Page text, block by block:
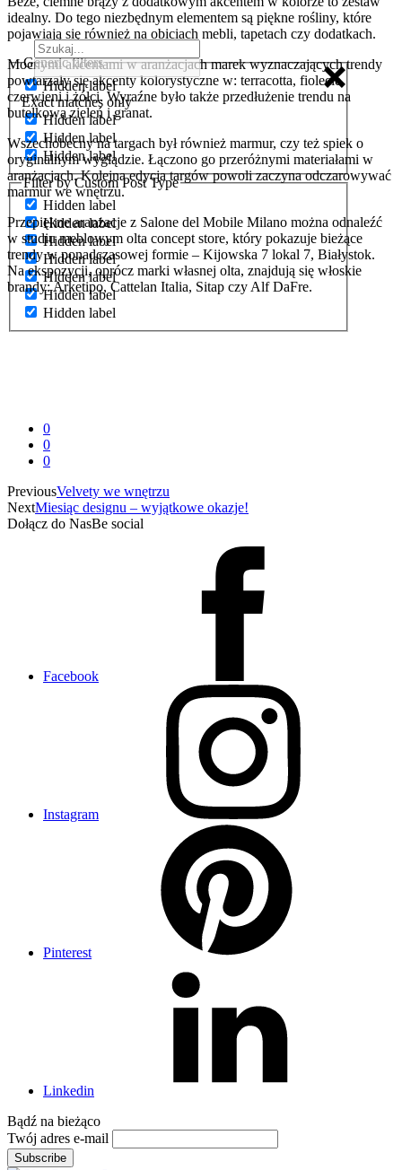
Generic filters
Hidden label
Exact matches only
Hidden label
Hidden label
Hidden label
Filter by Custom Post Type
Hidden label
Hidden label
Hidden label
Hidden label
Hidden label
Hidden label
Hidden label
idealny. Do tego niezbędnym elementem są piękne rośliny, które
pojawiają się również na obiciach mebli, tapetach czy dodatkach.
Mocnymi akcentami w aranżacjach marek wyznaczających trendy
powtarzały się akcenty kolorystyczne w: terracotta, fiolecie,
czerwieni i żółci. Wyraźne było także przedłużenie trendu na
butelkową zieleń i granat.
Wszechobecny na targach był również marmur, czy też spiek o
oryginalnym wyglądzie. Łączono go przeróżnymi materiałami w
aranżacjach. Kolejna edycja targów powoli zaczyna odczarowywać
marmur we wnętrzu.
Przepiękne aranżacje z Salone del Mobile Milano można odnaleźć
w studiu meblowym olta concept store, który pokazuje bieżące
trendy w ponadczasowej formie – Kijowska 7 lokal 7, Białystok.
Na ekspozycji, oprócz marki własnej olta, znajdują się włoskie
brandy: Arketipo, Cattelan Italia, Sitap czy Alf DaFre.
0
0
0
PreviousVelvety we wnętrzu
NextMiesiąc designu – wyjątkowe okazje!
Dołącz do NasBe social
Facebook
Instagram
Pinterest
Linkedin
Bądź na bieżąco
Twój adres e-mail
Subscribe